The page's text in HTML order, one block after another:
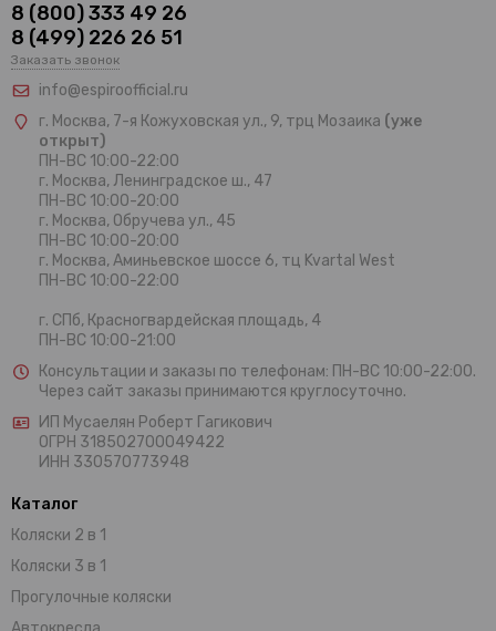
8 (800) 333 49 26
8 (499) 226 26 51
Заказать звонок
info@espiroofficial.ru
г. Москва, 7-я Кожуховская ул., 9, трц Мозаика (уже
открыт)
ПН-ВС 10:00-22:00
г. Москва, Ленинградское ш., 47
ПН-ВС 10:00-20:00
г. Москва, Обручева ул., 45
ПН-ВС 10:00-20:00
г. Москва, Аминьевское шоссе 6, тц Kvartal West
ПН-ВС 10:00-22:00
г. СПб, Красногвардейская площадь, 4
ПН-ВС 10:00-21:00
Консультации и заказы по телефонам: ПН-ВС 10:00-22:00.
Через сайт заказы принимаются круглосуточно.
ИП Мусаелян Роберт Гагикович
ОГРН 318502700049422
ИНН 330570773948
Каталог
Коляски 2 в 1
Коляски 3 в 1
Прогулочные коляски